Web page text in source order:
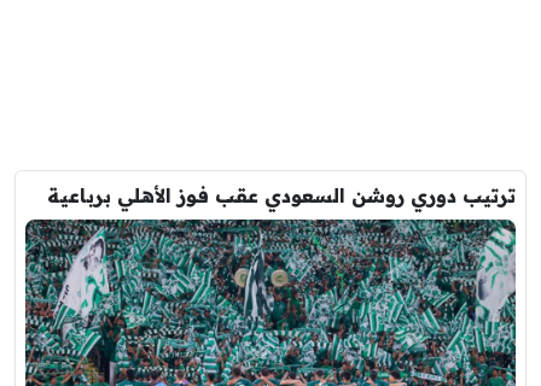
ترتيب دوري روشن السعودي عقب فوز الأهلي برباعية